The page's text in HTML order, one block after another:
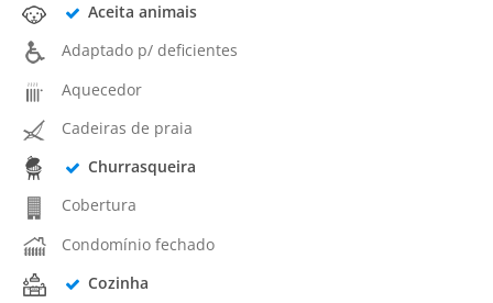
Aceita animais
Adaptado p/ deficientes
Aquecedor
Cadeiras de praia
Churrasqueira
Cobertura
Condomínio fechado
Cozinha